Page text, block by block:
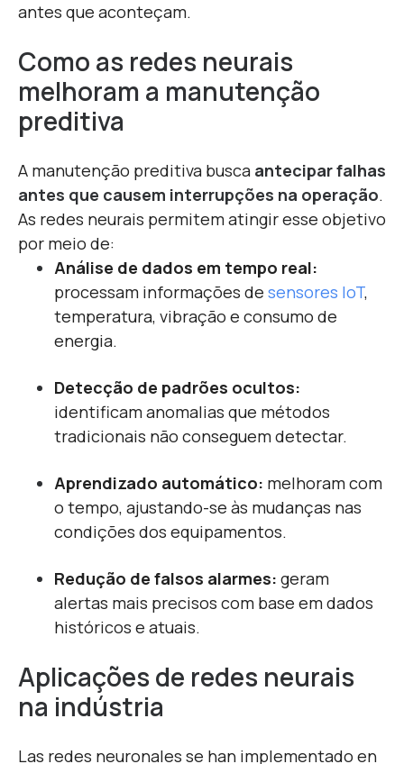
antes que aconteçam.
Como as redes neurais
melhoram a manutenção
preditiva
A manutenção preditiva busca antecipar falhas
antes que causem interrupções na operação.
As redes neurais permitem atingir esse objetivo
por meio de:
Análise de dados em tempo real:
processam informações de sensores IoT,
temperatura, vibração e consumo de
energia.
Detecção de padrões ocultos:
identificam anomalias que métodos
tradicionais não conseguem detectar.
Aprendizado automático: melhoram com
o tempo, ajustando-se às mudanças nas
condições dos equipamentos.
Redução de falsos alarmes: geram
alertas mais precisos com base em dados
históricos e atuais.
Aplicações de redes neurais
na indústria
Las redes neuronales se han implementado en